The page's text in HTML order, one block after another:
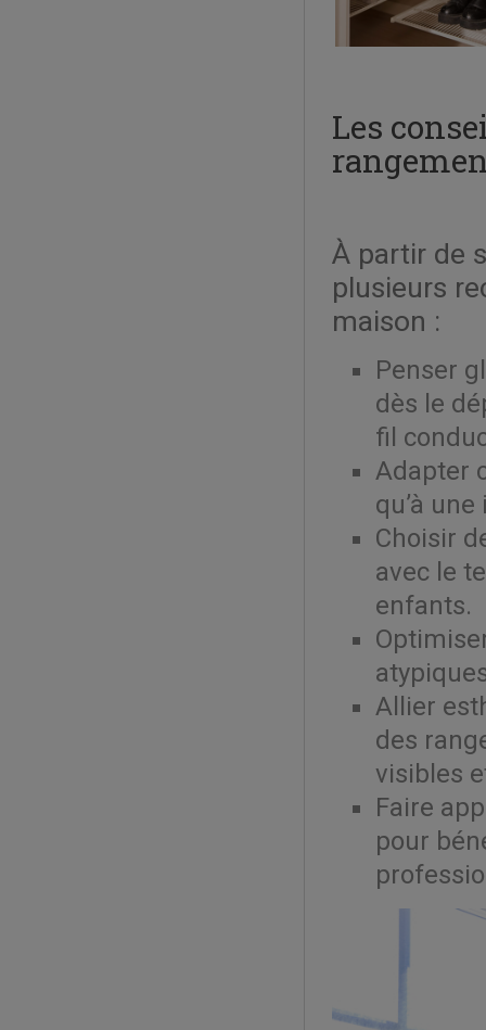
Les
À partir de
plusieurs
maison :
Penser
dès le
fil
Adapter
qu’à
Choisir
avec le
enfants.
Allier
des
visibles
Faire
pour